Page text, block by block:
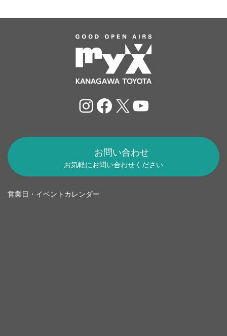
Instagram
Facebook
X YouTube
お問い合わせ
お気軽にお問い合わせください
営業日・イベントカレンダー